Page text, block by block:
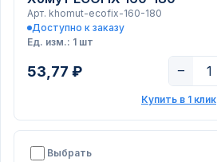
Арт. khomut-ecofix-160-180
Доступно к заказу
Ед. изм.: 1 шт
53,77 ₽ −
Купить в 1 клик
Выбрать